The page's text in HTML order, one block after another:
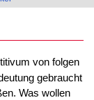
von folgen
gebraucht
Was wollen